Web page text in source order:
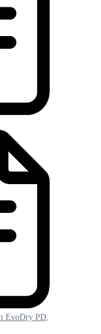
EvoDry PD,